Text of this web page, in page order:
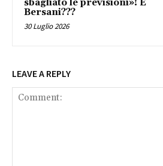
sbagliato le previsioni»! E
Bersani???
30 Luglio 2026
LEAVE A REPLY